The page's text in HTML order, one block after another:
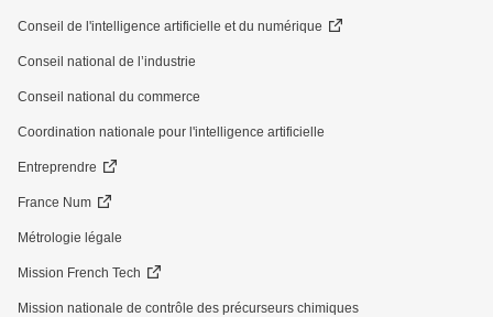
Conseil de l'intelligence artificielle et du numérique
Conseil national de l’industrie
Conseil national du commerce
Coordination nationale pour l'intelligence artificielle
Entreprendre
France Num
Métrologie légale
Mission French Tech
Mission nationale de contrôle des précurseurs chimiques